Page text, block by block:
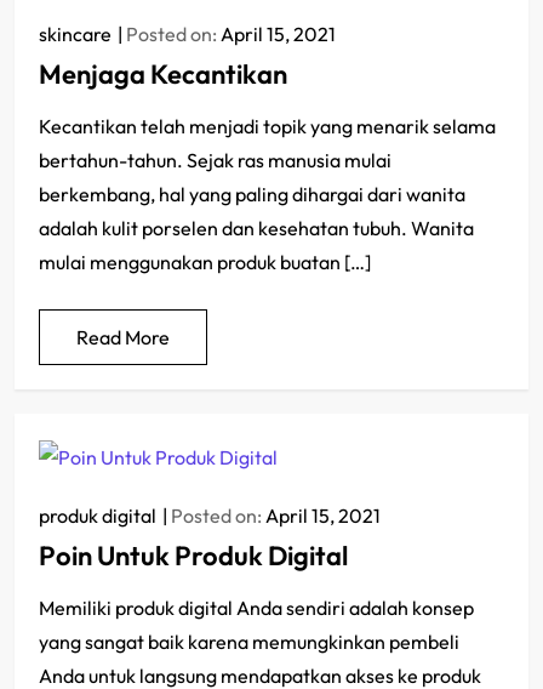
skincare Posted on: April 15, 2021
Menjaga Kecantikan
Kecantikan telah menjadi topik yang menarik selama
bertahun-tahun. Sejak ras manusia mulai
berkembang, hal yang paling dihargai dari wanita
adalah kulit porselen dan kesehatan tubuh. Wanita
mulai menggunakan produk buatan […]
Read More
produk digital Posted on: April 15, 2021
Poin Untuk Produk Digital
Memiliki produk digital Anda sendiri adalah konsep
yang sangat baik karena memungkinkan pembeli
Anda untuk langsung mendapatkan akses ke produk